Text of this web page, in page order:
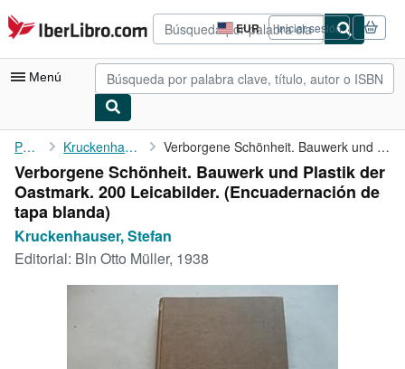
Pasar al contenido principal
IberLibro.com EUR
Preferencias
de
compra
del
Iniciar sesión
Menú
Mi cuenta
Consultar mis pedidos
Búsqueda avanzada
Colecciones
Portada Kruckenhauser, Stefan Verborgene Schönheit. Bauwerk und Plastik der Oastmark. 200 ...
Verborgene Schönheit. Bauwerk und Plastik der
Oastmark. 200 Leicabilder. (Encuadernación de
tapa blanda)
Kruckenhauser, Stefan
Editorial: Bln Otto Müller, 1938